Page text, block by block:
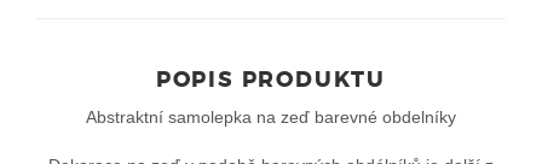
POPIS PRODUKTU
Abstraktní samolepka na zeď barevné obdelníky